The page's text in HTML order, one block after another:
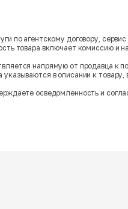
по агентскому договору,
товара включает комиссию и
напрямую от продавца к
в описании к товару,
осведомленность и